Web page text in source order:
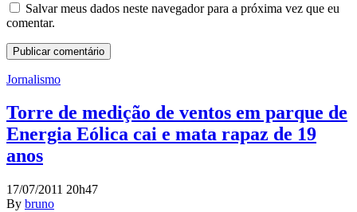
Salvar meus dados neste navegador para a próxima vez que eu
comentar.
Jornalismo
Torre de medição de ventos em parque de
Energia Eólica cai e mata rapaz de 19
anos
17/07/2011 20h47
By bruno